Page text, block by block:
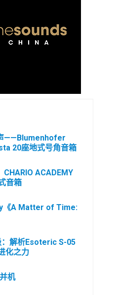
——Blumenhofer
20座地式号角音箱
ACADEMY
音箱
A Matter of Time:
解析Esoteric S-05
化之力
机